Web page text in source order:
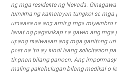
ng mga residente ng Nevada.
lumikha ng kamalayan tungkol sa
umaasa na ang aming mga miyembro
lahat ng pagsisikap na gawin ang mga
upang maiwasan ang mga ganitong
post na ito ay hindi isang solicitation
tingnan bilang ganoon. Ang
maling pakahulugan bilang medikal o